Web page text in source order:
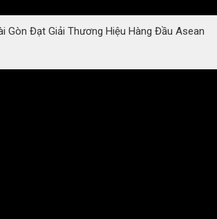
Gòn Đạt Giải Thương Hiệu Hàng Đầu Asean